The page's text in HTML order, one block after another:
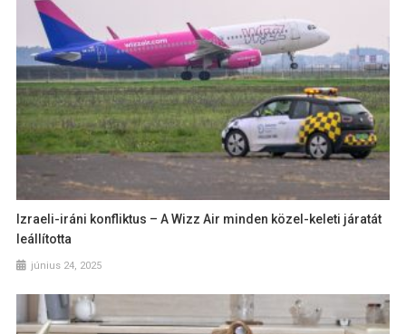
Izraeli-iráni konfliktus – A Wizz Air minden közel-keleti járatát
leállította
június 24, 2025